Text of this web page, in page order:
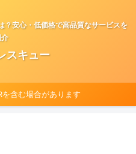
？安心・低価格で高品質なサービスを
スキュー
含む場合があります